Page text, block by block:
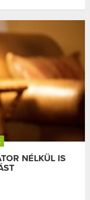
NÉLKÜL IS